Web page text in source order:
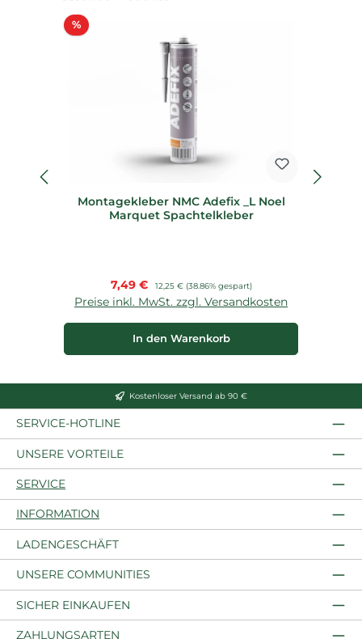
%Rabatt
Montagekleber NMC Adefix _L Noel
Marquet Spachtelkleber
Verkaufspreis:
7,49 € Regulärer Preis:
12,25 € (38.86% gespart)
Preise inkl. MwSt. zzgl. Versandkosten
In den Warenkorb
Kostenloser Versand ab 90 €
SERVICE-HOTLINE
UNSERE VORTEILE
SERVICE
INFORMATION
LADENGESCHÄFT
UNSERE COMMUNITIES
SICHER EINKAUFEN
ZAHLUNGSARTEN